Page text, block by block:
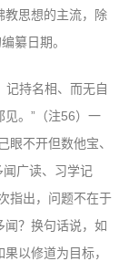
教思想的主流，除
纂日期。
记持名相、而无自
。”（注56）一
眼不开但数他宝、
广读、习学记
指出，问题不在于
闻？换句话说，如
以修道为目标，